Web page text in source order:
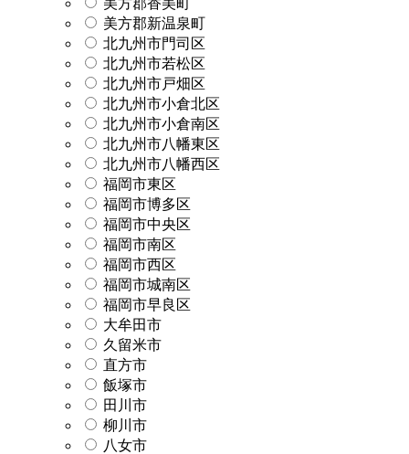
美方郡新温泉町
北九州市門司区
北九州市若松区
北九州市戸畑区
北九州市小倉北区
北九州市小倉南区
北九州市八幡東区
北九州市八幡西区
福岡市東区
福岡市博多区
福岡市中央区
福岡市南区
福岡市西区
福岡市城南区
福岡市早良区
大牟田市
久留米市
直方市
飯塚市
田川市
柳川市
八女市